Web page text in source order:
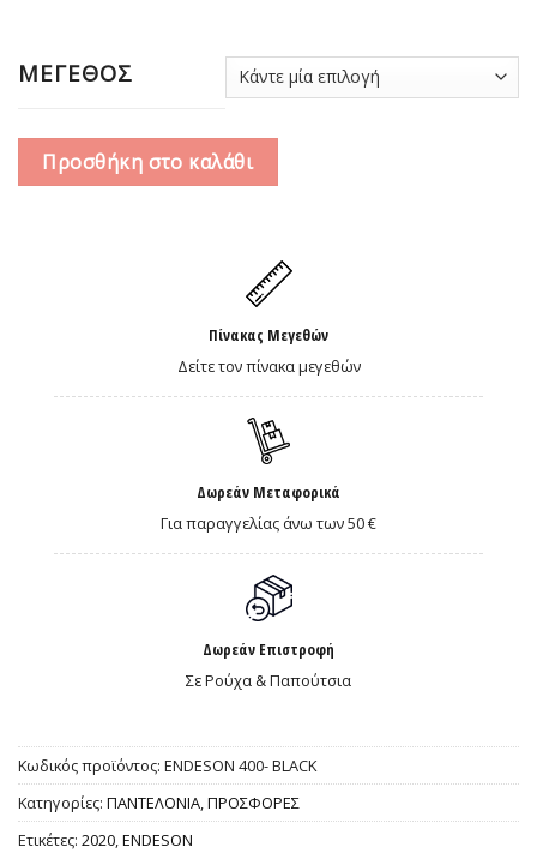
ΜΕΓΕΘΟΣ
Προσθήκη στο καλάθι
Πίνακας Μεγεθών
Δείτε τον πίνακα μεγεθών
Δωρεάν Μεταφορικά
Για παραγγελίας άνω των 50 €
Δωρεάν Επιστροφή
Σε Ρούχα & Παπούτσια
Κωδικός προϊόντος: ENDESON 400- BLACK
Κατηγορίες: ΠΑΝΤΕΛΟΝΙΑ,ΠΡΟΣΦΟΡΕΣ
Ετικέτες: 2020,ENDESON